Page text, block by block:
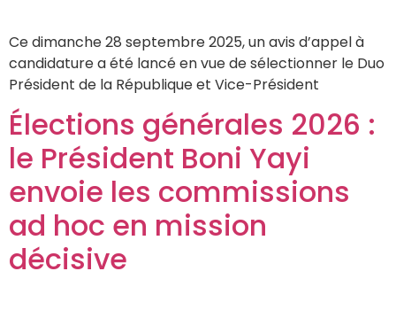
Ce dimanche 28 septembre 2025, un avis d’appel à
candidature a été lancé en vue de sélectionner le Duo
Président de la République et Vice-Président
Élections générales 2026 :
le Président Boni Yayi
envoie les commissions
ad hoc en mission
décisive